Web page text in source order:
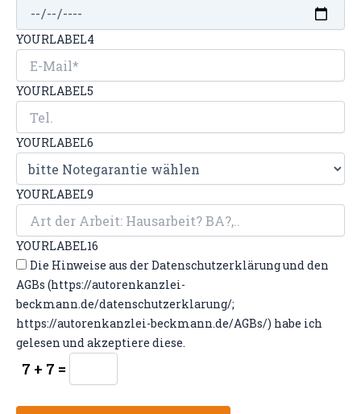
YOURLABEL4
YOURLABEL5
YOURLABEL6
YOURLABEL9
YOURLABEL16
Die Hinweise aus der Datenschutzerklärung und den
AGBs (https://autorenkanzlei-
beckmann.de/datenschutzerklarung/;
https://autorenkanzlei-beckmann.de/AGBs/) habe ich
gelesen und akzeptiere diese.
7 + 7 =